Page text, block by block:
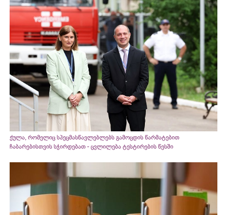
ქულა, რომელიც სპეცმასწავლებლებს გამოცდის წარმატებით
ჩაბარებისთვის სჭირდებათ - ცვლილება ტესტირების წესში